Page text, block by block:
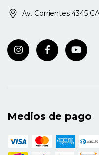
Av. Corrientes 4345
Medios de pago